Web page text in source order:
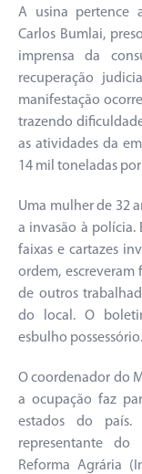
A usina pertence
Carlos Bumlai,
imprensa da
recuperação
manifestação
trazendo
as atividades da
14 mil toneladas por
Uma mulher de 32
a invasão à polícia.
faixas e cartazes
ordem, escreveram
de outros
do local. O
esbulho possessório.
O coordenador do
a ocupação faz
estados do
representante
Reforma Agrária